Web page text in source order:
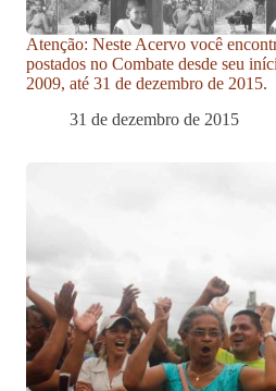
Atenção: Neste Acervo você
postados no Combate desde seu
2009, até 31 de dezembro de 2015.
31 de dezembro de 2015